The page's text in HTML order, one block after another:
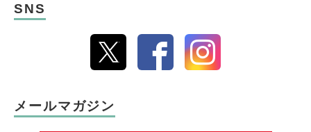
SNS
メールマガジン